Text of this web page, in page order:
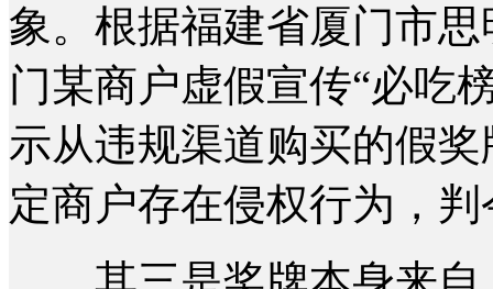
象。根据福建省厦门市
门某商户虚假宣传“必吃
示从违规渠道购买的假
定商户存在侵权行为，